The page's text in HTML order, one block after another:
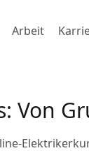
Arbeit
Von